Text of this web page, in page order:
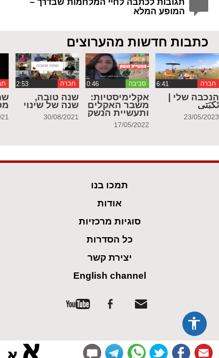
תגובות לכתבה לחיי המלחמות שבדרך –
המופע המלא
כתבות חדשות מהערוצים
חברה
הנכבה שלי |
نَكبَتي
23/05/2023
סביבה ‏0:46
אקלימיסטיות:
משבר האקלים
ותעשיית הנשק
17/05/2022
חברה
שנה טובה,
שנה של שינוי
30/08/2021
תמכו בנו
אודות
סוגיות מרכזיות
כל הסדרות
יצירת קשר
English channel